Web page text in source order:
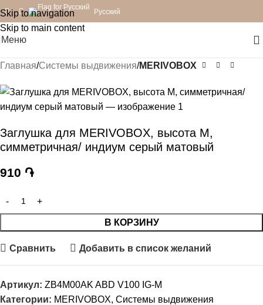
Skip to navigation
Skip to main content
Русский
Меню
Главная Системы выдвижения MERIVOBOX
Заглушка для MERIVOBOX, высота М,
симметричная/ индиум серый матовый
910 ֏
В КОРЗИНУ
Сравнить Добавить в список желаний
Артикул: ZB4M00AK ABD V100 IG-M
Категории: MERIVOBOX, Системы выдвижения